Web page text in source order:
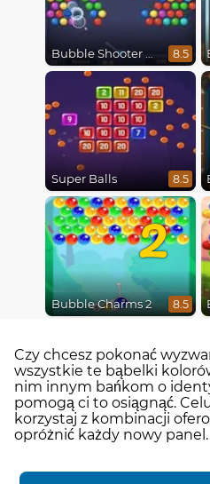
Bubble Shooter HD 8.5
Super Balls 8.5
2
Bubble Charms 2 8.5
Czy chcesz pokonać
wszystkie te bąbelki
nim innym bańkom o
pomogą ci to osiągnąć.
korzystaj z kombinacji
opróżnić każdy nowy panel.